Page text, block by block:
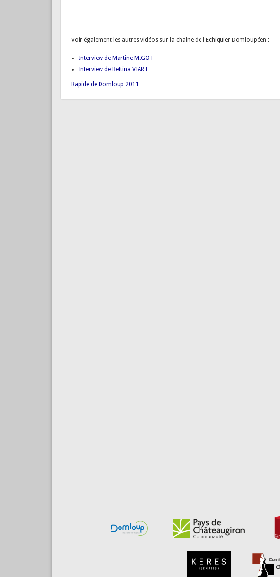
Voir également les autres vidéos sur la chaîne de l'Echiquier Domloupéen :
Interview de Martine MIGOT
Interview de Bettina VIART
Rapide de Domloup 2011